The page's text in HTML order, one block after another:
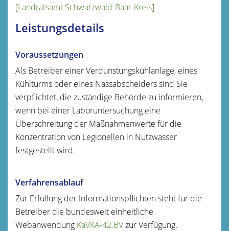
[Landratsamt Schwarzwald-Baar-Kreis]
Leistungsdetails
Voraussetzungen
Als Betreiber einer Verdunstungskühlanlage, eines
Kühlturms oder eines Nassabscheiders sind Sie
verpflichtet, die zuständige Behörde zu informieren,
wenn bei einer Laboruntersuchung eine
Überschreitung der Maßnahmenwerte für die
Konzentration von Legionellen in Nutzwasser
festgestellt wird.
Verfahrensablauf
Zur Erfüllung der Informationspflichten steht für die
Betreiber die bundesweit einheitliche
Webanwendung KaVKA-42.BVzur Verfügung.